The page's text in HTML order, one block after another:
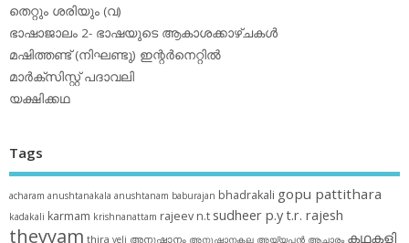
തെറ്റും ശരിയും (വ)
ഭാഷാജാലം 2- ഭാഷയുടെ ആകാശക്കാഴ്ചകള്‍
മഷിത്തണ്ട് (നിഘണ്ടു) ഇന്റര്‍നെറ്റില്‍
മാര്‍ക്‌സിസ്റ്റ് പദാവലി
യക്ഷിക്കഥ
Tags
acharam anushtanakala anushtanam baburajan bhadrakali gopu pattithara
kadakali karmam krishnanattam rajeev n.t sudheer p.yt.r. rajesh
theyyam thira veli അനുഷ്ഠാനം അനുഷ്ഠാനകല അയ്യപ്പന്‍ ആചാരം കഥകളി